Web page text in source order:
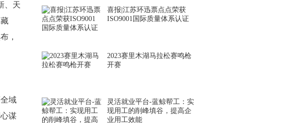
、天
，
域
谋
喜报|江苏环迅票点点荣获
ISO9001国际质量体系认证
2023赛里木湖马拉松赛鸣枪
开赛
灵活就业平台-蓝鲸帮工：实
现用工的削峰填谷，提高企
业用工效能